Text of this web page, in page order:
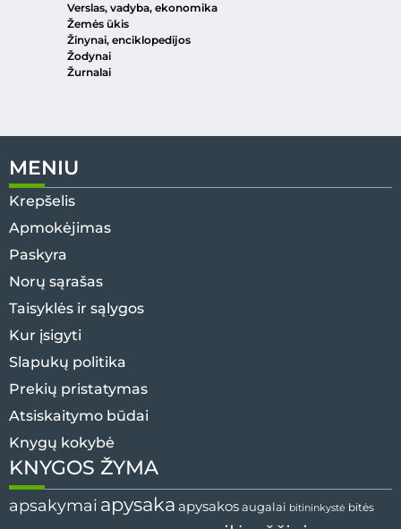
Verslas, vadyba, ekonomika
Žemės ūkis
Žinynai, enciklopedijos
Žodynai
Žurnalai
MENIU
Krepšelis
Apmokėjimas
Paskyra
Norų sąrašas
Taisyklės ir sąlygos
Kur įsigyti
Slapukų politika
Prekių pristatymas
Atsiskaitymo būdai
Knygų kokybė
KNYGOS ŽYMA
apsakymai apysaka apysakos augalai bitininkystė bitės